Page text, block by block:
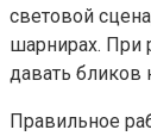
световой
шарнирах. При
давать бликов
Правильное